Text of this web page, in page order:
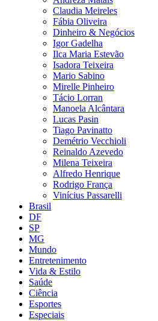
Claudia Meireles
Fábia Oliveira
Dinheiro & Negócios
Igor Gadelha
Ilca Maria Estevão
Isadora Teixeira
Mario Sabino
Mirelle Pinheiro
Tácio Lorran
Manoela Alcântara
Lucas Pasin
Tiago Pavinatto
Demétrio Vecchioli
Reinaldo Azevedo
Milena Teixeira
Alfredo Henrique
Rodrigo França
Vinícius Passarelli
Brasil
DF
SP
MG
Mundo
Entretenimento
Vida & Estilo
Saúde
Ciência
Esportes
Especiais